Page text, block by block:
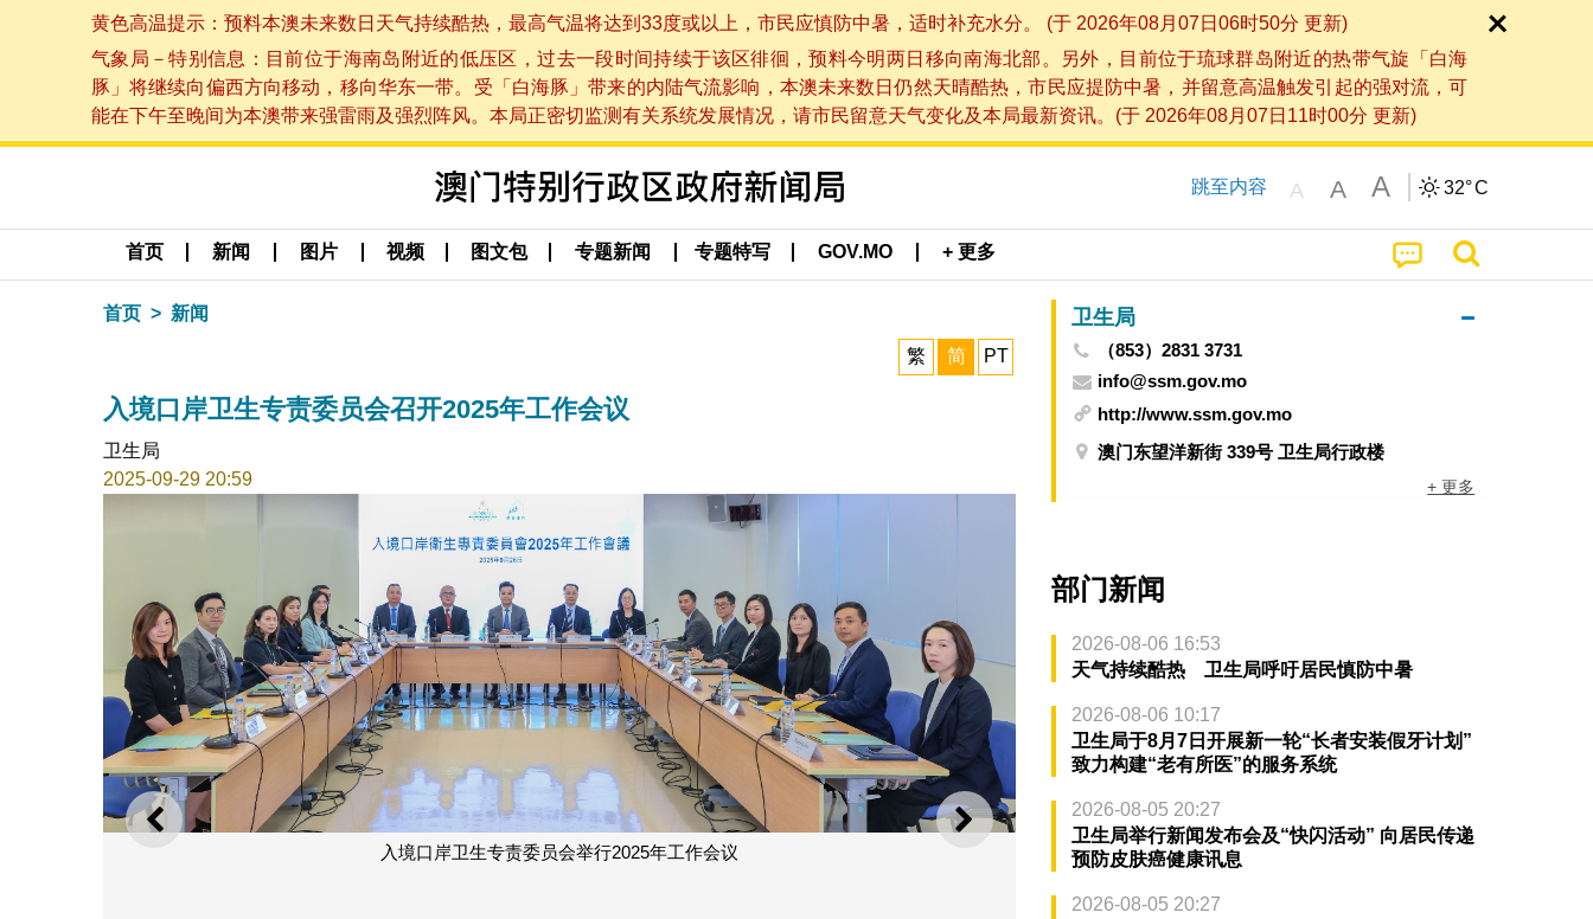
黄色高温提示：预料本澳未来数日天气持续酷热，最高气温将达到33度或以上，市民应慎防中暑，适时补充水分。 (于 2026年08月07日06时50分 更新)
气象局－特别信息：目前位于海南岛附近的低压区，过去一段时间持续于该区徘徊，预料今明两日移向南海北部。另外，目前位于琉球群岛附近的热带气旋「白海
豚」将继续向偏西方向移动，移向华东一带。受「白海豚」带来的内陆气流影响，本澳未来数日仍然天晴酷热，市民应提防中暑，并留意高温触发引起的强对流，可
能在下午至晚间为本澳带来强雷雨及强烈阵风。本局正密切监测有关系统发展情况，请市民留意天气变化及本局最新资讯。(于 2026年08月07日11时00分 更新)
跳至内容 A A A 32°C
首页 新闻 图片 视频 图文包 专题新闻 专题特写 GOV.MO + 更多
首页 新闻
繁 简 PT
入境口岸卫生专责委员会召开2025年工作会议
卫生局
2025-09-29 20:59
上一则 下一则
入境口岸卫生专责委员会举行2025年工作会议
卫生局
（853）2831 3731
info@ssm.gov.mo
http://www.ssm.gov.mo
澳门东望洋新街 339号 卫生局行政楼
+ 更多
部门新闻
2026-08-06 16:53
天气持续酷热 卫生局呼吁居民慎防中暑
2026-08-06 10:17
卫生局于8月7日开展新一轮“长者安装假牙计划”
致力构建“老有所医”的服务系统
2026-08-05 20:27
卫生局举行新闻发布会及“快闪活动” 向居民传递
预防皮肤癌健康讯息
2026-08-05 20:27